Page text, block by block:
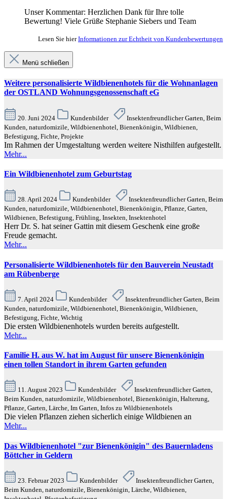
Unser Kommentar: Herzlichen Dank für Ihre tolle
Bewertung! Viele Grüße Stephanie Siebers und Team
Lesen Sie hierInformationen zur Echtheit von Kundenbewertungen
Menü schließen
Weitere personalisierte Wildbienenhotels für die Wohnanlagen
der OSTLAND Wohnungsgenossenschaft eG
20. Juni 2024 Kundenbilder
Insektenfreundlicher Garten, Beim
Kunden, naturdomizile, Wildbienenhotel, Bienenkönigin, Wildbienen,
Befestigung, Fichte, Projekte
Im Rahmen der Umgestaltung werden weitere Nisthilfen aufgestellt.
Mehr...
Ein Wildbienenhotel zum Geburtstag
28. April 2024 Kundenbilder
Insektenfreundlicher Garten, Beim
Kunden, naturdomizile, Wildbienenhotel, Bienenkönigin, Pflanze, Garten,
Wildbienen, Befestigung, Frühling, Insekten, Insektenhotel
Herr Dr. S. hat seiner Gattin mit diesem Geschenk eine große
Freude gemacht.
Mehr...
Personalisierte Wildbienenhotels für den Bauverein Neustadt
am Rübenberge
7. April 2024 Kundenbilder
Insektenfreundlicher Garten, Beim
Kunden, naturdomizile, Wildbienenhotel, Bienenkönigin, Wildbienen,
Befestigung, Fichte, Wichtig
Die ersten Wildbienenhotels wurden bereits aufgestellt.
Mehr...
Familie H. aus W. hat im August für unsere Bienenkönigin
einen tollen Standort in ihrem Garten gefunden
11. August 2023 Kundenbilder
Insektenfreundlicher Garten,
Beim Kunden, naturdomizile, Wildbienenhotel, Bienenkönigin, Halterung,
Pflanze, Garten, Lärche, Im Garten, Infos zu Wildbienenhotels
Die vielen Pflanzen ziehen sicherlich einige Wildbienen an
Mehr...
Das Wildbienenhotel "zur Bienenkönigin" des Bauernladens
Böttcher in Geldern
23. Februar 2023 Kundenbilder
Insektenfreundlicher Garten,
Beim Kunden, naturdomizile, Bienenkönigin, Lärche, Wildbienen,